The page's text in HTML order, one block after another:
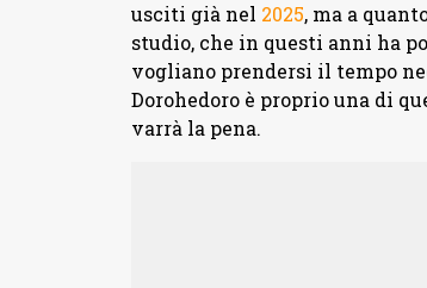
usciti già nel 2025, ma a
studio, che in questi anni ha
vogliano prendersi il tempo
Dorohedoro è proprio una di
varrà la pena.